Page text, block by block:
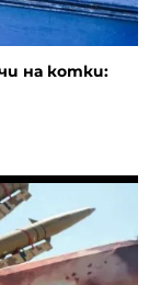
на котки: